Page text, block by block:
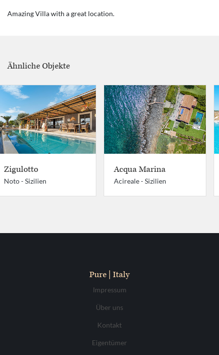
Amazing Villa with a great location.
Ähnliche Objekte
Zigulotto
Noto -Sizilien
Acqua Marina
Acireale -Sizilien
Pure | Italy
Impressum
Über uns
Kontakt
Eigentümer